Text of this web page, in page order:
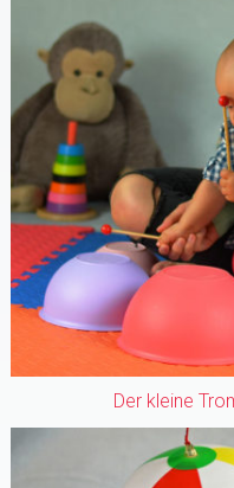
Der kleine